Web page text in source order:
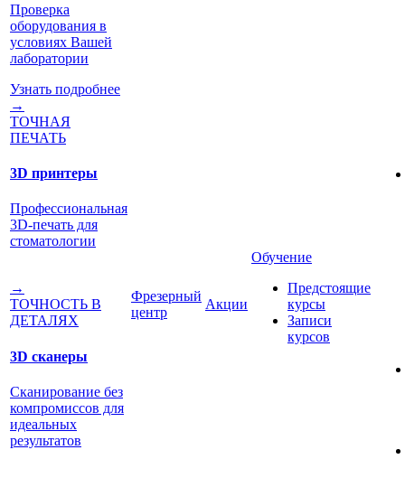
Проверка
оборудования в
условиях Вашей
лаборатории
Узнать подробнее
→
ТОЧНАЯ
ПЕЧАТЬ
3D принтеры
Профессиональная
3D-печать для
стоматологии
→
ТОЧНОСТЬ В
ДЕТАЛЯХ
3D сканеры
Сканирование без
компромиссов для
идеальных
результатов
Фрезерный
центр
Акции
Обучение
Предстоящие
курсы
Записи
курсов